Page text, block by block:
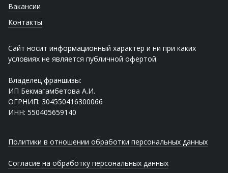
Вакансии
Контакты
Сайт носит информационный характер и ни при каких
условиях не является публичной офертой.
Владелец франшизы:
ИП Бекмагамбетова А.И.
ОГРНИП: 304550416300066
ИНН: 550405659140
Политики в отношении обработки персональных данных
Согласие на обработку персональных данных